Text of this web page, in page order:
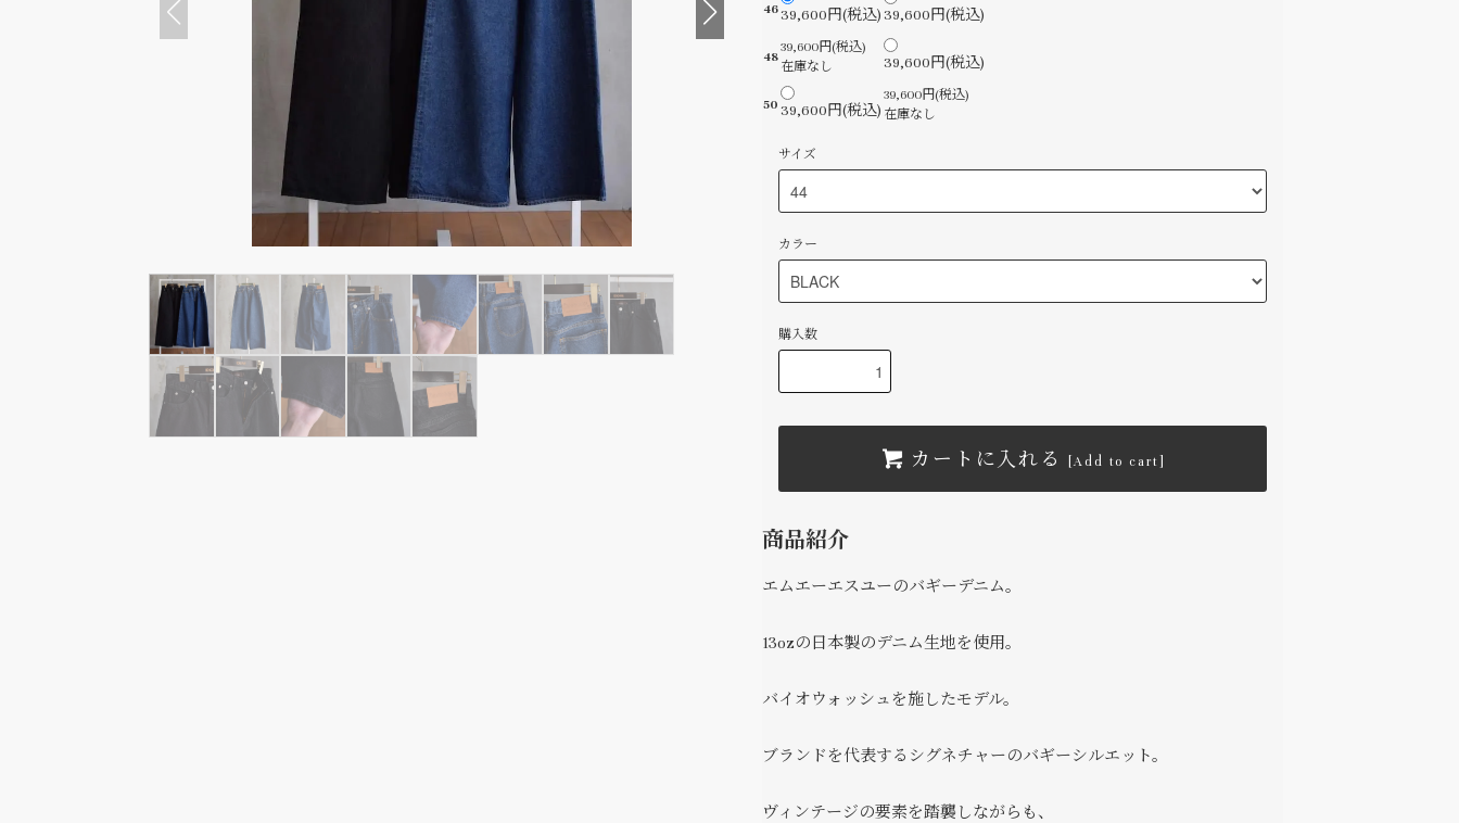
4639,600円(税込)39,600円(税込)
48
39,600円(税込)
在庫なし
39,600円(税込)
50 39,600円(税込)
39,600円(税込)
在庫なし
サイズ
カラー
購入数
カートに入れる [Add to cart]
商品紹介
エムエーエスユーのバギーデニム。
13ozの日本製のデニム生地を使用。
バイオウォッシュを施したモデル。
ブランドを代表するシグネチャーのバギーシルエット。
ヴィンテージの要素を踏襲しながらも、